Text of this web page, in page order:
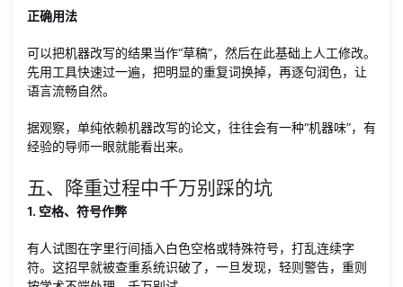
正确用法
可以把机器改写的结果当作“草稿”，然后在此基础上人工修改。
先用工具快速过一遍，把明显的重复词换掉，再逐句润色，让
语言流畅自然。
据观察，单纯依赖机器改写的论文，往往会有一种“机器味”，有
经验的导师一眼就能看出来。
五、降重过程中千万别踩的坑
1. 空格、符号作弊
有人试图在字里行间插入白色空格或特殊符号，打乱连续字
符。这招早就被查重系统识破了，一旦发现，轻则警告，重则